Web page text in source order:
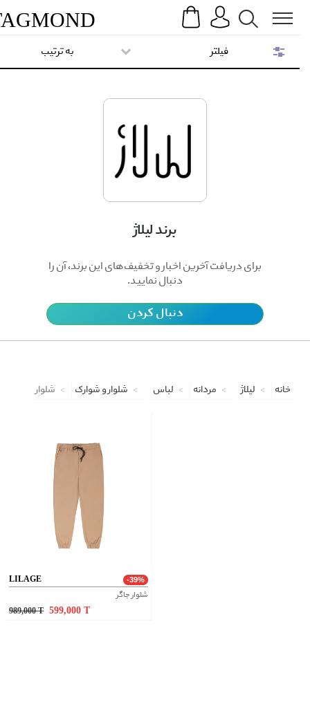
Search
TAGMOND
برند لیلاژ
برای دریافت آخرین اخبار و تخفیف‌های این برند، آن را
دنبال نمایید.
دنبال کردن
به ترتیب
خانه لیلاژ مردانه لباس شلوار و شوارک شلوار
LILAGE -39%
شلوار جاگر
989,000 T 599,000
فیلتر